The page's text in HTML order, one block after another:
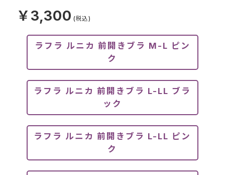
￥3,300
ラフラ ルニカ 前開きブラ M-L ピン
ク
ラフラ ルニカ 前開きブラ L-LL ブラ
ック
ラフラ ルニカ 前開きブラ L-LL ピン
ク